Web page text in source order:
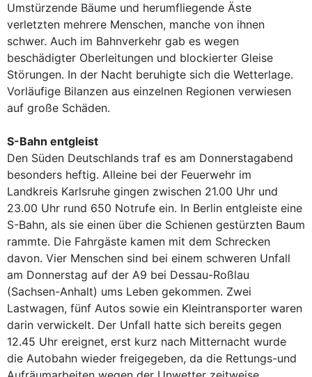
Umstürzende Bäume und herumfliegende Äste
verletzten mehrere Menschen, manche von ihnen
schwer. Auch im Bahnverkehr gab es wegen
beschädigter Oberleitungen und blockierter Gleise
Störungen. In der Nacht beruhigte sich die Wetterlage.
Vorläufige Bilanzen aus einzelnen Regionen verwiesen
auf große Schäden.
S-Bahn entgleist
Den Süden Deutschlands traf es am Donnerstagabend
besonders heftig. Alleine bei der Feuerwehr im
Landkreis Karlsruhe gingen zwischen 21.00 Uhr und
23.00 Uhr rund 650 Notrufe ein. In Berlin entgleiste eine
S-Bahn, als sie einen über die Schienen gestürzten Baum
rammte. Die Fahrgäste kamen mit dem Schrecken
davon. Vier Menschen sind bei einem schweren Unfall
am Donnerstag auf der A9 bei Dessau-Roßlau
(Sachsen-Anhalt) ums Leben gekommen. Zwei
Lastwagen, fünf Autos sowie ein Kleintransporter waren
darin verwickelt. Der Unfall hatte sich bereits gegen
12.45 Uhr ereignet, erst kurz nach Mitternacht wurde
die Autobahn wieder freigegeben, da die Rettungs-und